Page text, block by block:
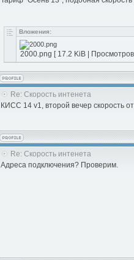
Вложения:
2000.png [ 17.2 KiB |
Re: Скорость интенета
КИСС 14 v1, второй вечер скорость
Re: Скорость интенета
Адреса подключения? Проверим.